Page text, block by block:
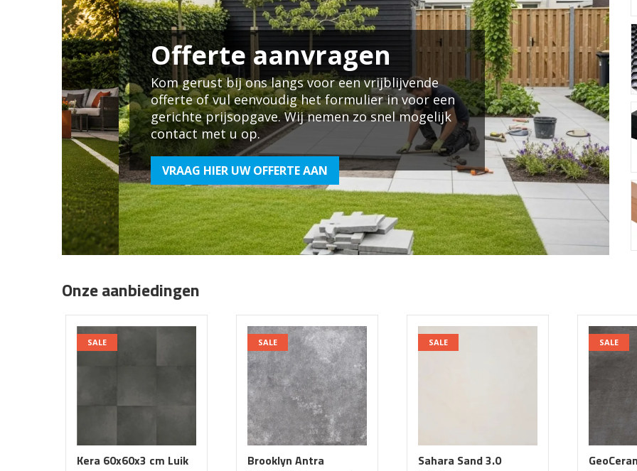
Offerte aanvragen
Kom gerust bij ons langs voor een vrijblijvende
offerte of vul eenvoudig het formulier in voor een
gerichte prijsopgave. Wij nemen zo snel mogelijk
contact met u op.
VRAAG HIER UW OFFERTE AAN
Onze aanbiedingen
Kera 60x60x3 cm Luik
SALE
Brooklyn Antra
SALE
Sahara Sand 3.0
SALE SALE